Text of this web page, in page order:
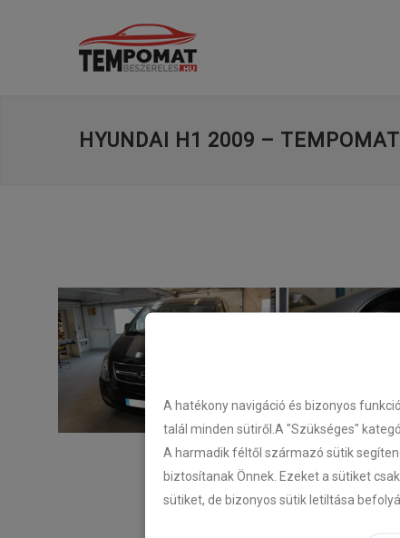
A hatékony navigáció és bizonyos
talál minden sütiről.A "Szükséges"
A harmadik féltől származó sütik
biztosítanak Önnek. Ezeket a sütiket
sütiket, de bizonyos sütik letiltása
HYUNDAI H1 2009 –